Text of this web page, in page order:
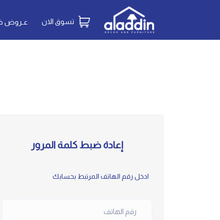
تسوق الان عـروض
إعادة ضبط كلمة المرور
ادخل رقم الهاتف المرتبط بحسابك